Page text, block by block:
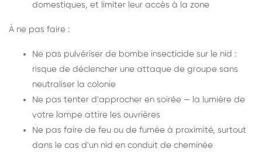
domestiques, et limiter leur accès à la zone
À ne pas faire :
Ne pas pulvériser de bombe insecticide sur le nid :
risque de déclencher une attaque de groupe sans
neutraliser la colonie
Ne pas tenter d'approcher en soirée — la lumière de
votre lampe attire les ouvrières
Ne pas faire de feu ou de fumée à proximité, surtout
dans le cas d'un nid en conduit de cheminée